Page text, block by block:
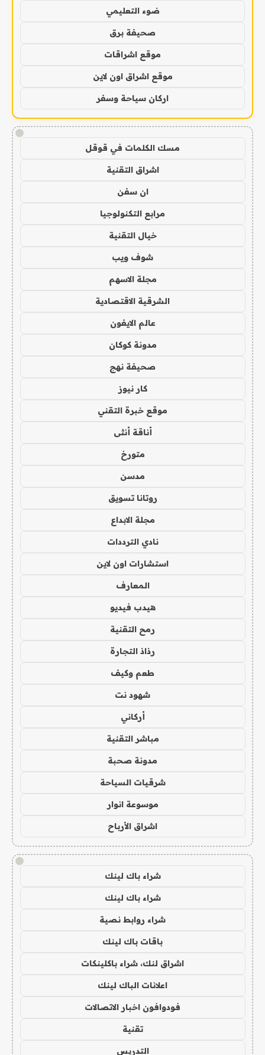
ضوء التعليمي
صحيفة برق
موقع اشراقات
موقع اشراق اون لاين
اركان سياحة وسفر
!
مسك الكلمات في قوقل
اشراق التقنية
ان سفن
مرابع التكنولوجيا
خيال التقنية
شوف ويب
مجلة الاسهم
الشرقية الاقتصادية
عالم الايفون
مدونة كوكان
صحيفة نهج
كار نيوز
موقع خبرة التقني
أناقة أنثى
متورخ
مدسن
روتانا تسويق
مجلة الابداع
نادي الترددات
استشارات اون لاين
المعارف
هيدب فيديو
رمح التقنية
رذاذ التجارة
طعم وكيف
شهود نت
أركاني
مباشر التقنية
مدونة صحبة
شرقيات السياحة
موسوعة انوار
اشراق الأرباح
!
شراء باك لينك
شراء باك لينك
شراء روابط نصية
باقات باك لينك
اشراق لنك، شراء باكلينكات
اعلانات الباك لينك
فودوافون اخبار الاتصالات
تقنية
التدريس